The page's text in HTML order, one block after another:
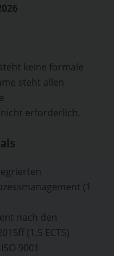
keine formale
steht allen
erforderlich.
(1
nach den
(1,5 ECTS)
9001